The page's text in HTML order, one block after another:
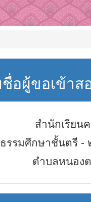
ชื่อผู้ขอเข้า
สำนักเรีย
ธรรมศึกษาชั้นตรี -
ตำบลหนอง